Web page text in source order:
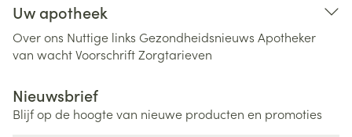
Uw apotheek
Over ons Nuttige links Gezondheidsnieuws Apotheker
van wachtVoorschriftZorgtarieven
Nieuwsbrief
Blijf op de hoogte van nieuwe producten en promoties